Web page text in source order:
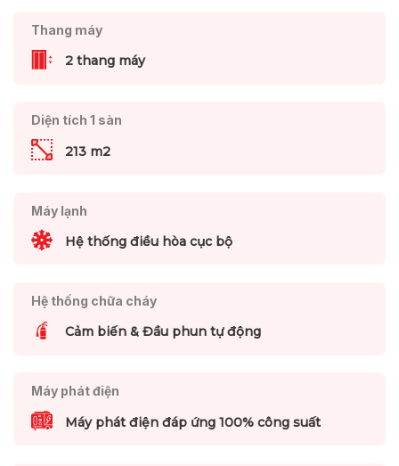
Thang máy
2 thang máy
Diện tích 1 sàn
213 m2
Máy lạnh
Hệ thống điều hòa cục bộ
Hệ thống chữa cháy
Cảm biến & Đầu phun tự động
Máy phát điện
Máy phát điện đáp ứng 100% công suất